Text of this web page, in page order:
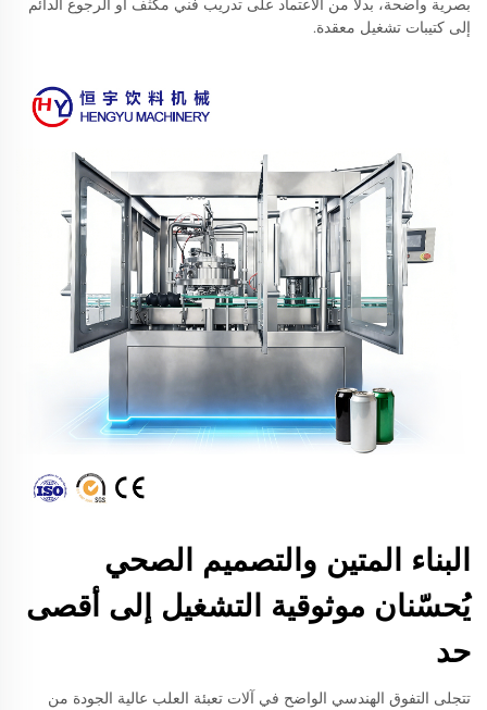
بصرية واضحة، بدلًا من الاعتماد على تدريب فني مكثف أو الرجوع الدائم
إلى كتيبات تشغيل معقدة.
البناء المتين والتصميم الصحي
يُحسّنان موثوقية التشغيل إلى أقصى
حد
تتجلى التفوق الهندسي الواضح في آلات تعبئة العلب عالية الجودة من